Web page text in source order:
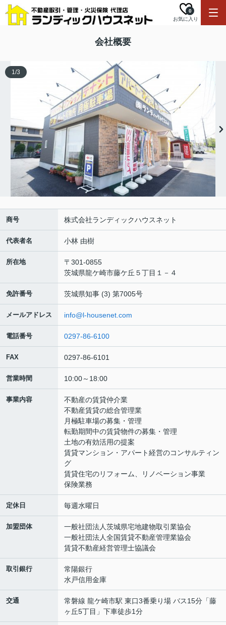
お気に入り
0
会社概要
1/3
商号 株式会社ランディックハウスネット
代表者名 小林 由樹
所在地
〒301-0855
茨城県龍ケ崎市藤ケ丘５丁目１－４
免許番号 茨城県知事 (3) 第7005号
メールアドレス info@l-housenet.com
電話番号 0297-86-6100
FAX 0297-86-6101
営業時間 10:00～18:00
事業内容
不動産の賃貸仲介業
不動産賃貸の総合管理業
月極駐車場の募集・管理
転勤期間中の賃貸物件の募集・管理
土地の有効活用の提案
賃貸マンション・アパート経営のコンサルティン
グ
賃貸住宅のリフォーム、リノベーション事業
保険業務
定休日 毎週水曜日
加盟団体
一般社団法人茨城県宅地建物取引業協会
一般社団法人全国賃貸不動産管理業協会
賃貸不動産経営管理士協議会
取引銀行
常陽銀行
水戸信用金庫
交通
常磐線 龍ケ崎市駅 東口3番乗り場 バス15分「藤
ヶ丘5丁目」下車徒歩1分